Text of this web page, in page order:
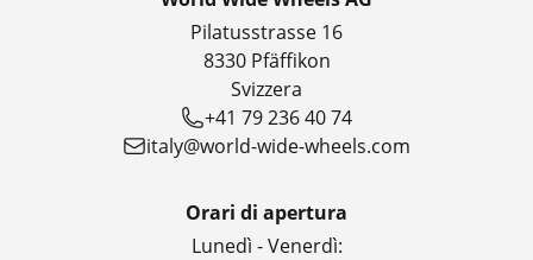
Pilatusstrasse 16
8330 Pfäffikon
Svizzera
+41 79 236 40 74
italy@world-wide-wheels.com
Orari di apertura
Lunedì - Venerdì: